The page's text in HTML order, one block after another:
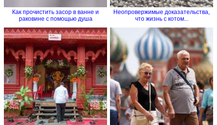
Как прочистить засор в ванне и
раковине с помощью душа
Неопровержимые доказательства,
что жизнь с котом...